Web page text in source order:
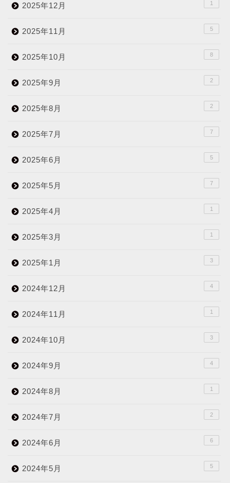
2025年12月 1
2025年11月 5
2025年10月 8
2025年9月 2
2025年8月 2
2025年7月 7
2025年6月 5
2025年5月 7
2025年4月 1
2025年3月 1
2025年1月 3
2024年12月 4
2024年11月 1
2024年10月 3
2024年9月 4
2024年8月 1
2024年7月 2
2024年6月 6
2024年5月 5